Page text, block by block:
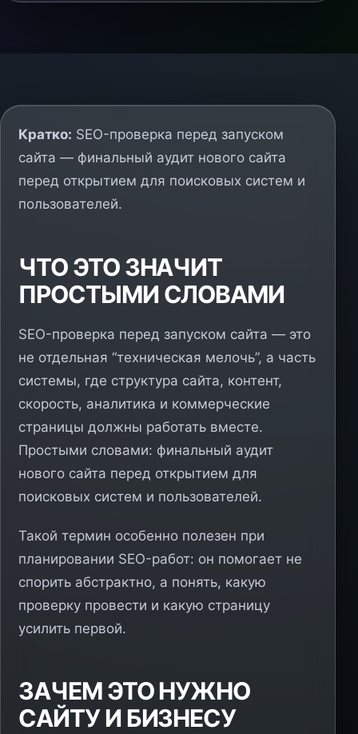
Кратко: SEO-проверка перед запуском
сайта — финальный аудит нового сайта
перед открытием для поисковых систем и
пользователей.
ЧТО ЭТО ЗНАЧИТ
ПРОСТЫМИ СЛОВАМИ
SEO-проверка перед запуском сайта — это
не отдельная “техническая мелочь”, а часть
системы, где структура сайта, контент,
скорость, аналитика и коммерческие
страницы должны работать вместе.
Простыми словами: финальный аудит
нового сайта перед открытием для
поисковых систем и пользователей.
Такой термин особенно полезен при
планировании SEO-работ: он помогает не
спорить абстрактно, а понять, какую
проверку провести и какую страницу
усилить первой.
ЗАЧЕМ ЭТО НУЖНО
САЙТУ И БИЗНЕСУ